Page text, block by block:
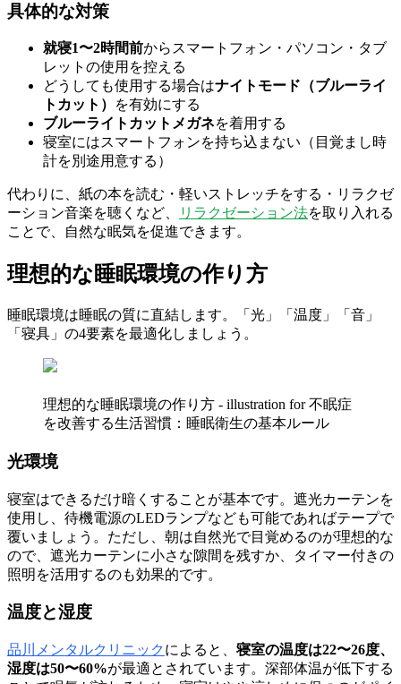
具体的な対策
就寝1〜2時間前からスマートフォン・パソコン・タブ
レットの使用を控える
どうしても使用する場合はナイトモード（ブルーライ
トカット）
を有効にする
ブルーライトカットメガネを着用する
寝室にはスマートフォンを持ち込まない（目覚まし時
計を別途用意する）
代わりに、紙の本を読む・軽いストレッチをする・リラクゼ
ーション音楽を聴くなど、
リラクゼーション法を取り入れる
ことで、自然な眠気を促進できます。
理想的な睡眠環境の作り方
睡眠環境は睡眠の質に直結します。「光」「温度」「音」
「寝具」の4要素を最適化しましょう。
理想的な睡眠環境の作り方 - illustration for 不眠症
を改善する生活習慣：睡眠衛生の基本ルール
光環境
寝室はできるだけ暗くすることが基本です。遮光カーテンを
使用し、待機電源のLEDランプなども可能であればテープで
覆いましょう。ただし、朝は自然光で目覚めるのが理想的な
ので、遮光カーテンに小さな隙間を残すか、タイマー付きの
照明を活用するのも効果的です。
温度と湿度
品川メンタルクリニック によると、 寝室の温度は22〜26度、
湿度は50〜60%が最適とされています。深部体温が低下する